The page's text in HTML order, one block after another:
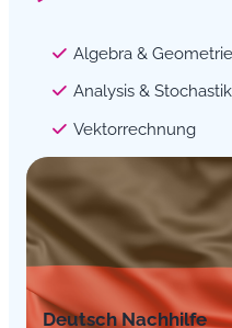
Algebra & Geometrie
Analysis & Stochastik
Vektorrechnung
Deutsch Nachhilfe